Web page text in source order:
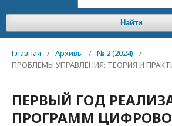
Найти
Главная / Архивы / № 2 (2024)
/
ПРОБЛЕМЫ УПРАВЛЕНИЯ: ТЕОРИЯ И
ПЕРВЫЙ ГОД
ПРОГРАММ